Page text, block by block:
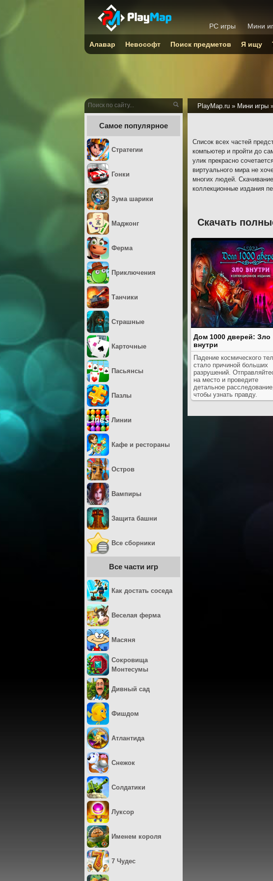
PlayMap.ru » Мини игры
Список всех частей
компьютер и пройти до
улик прекрасно
виртуального мира не
многих людей.
коллекционные издания
Скачать
Дом 1000 дверей: Зло
внутри
Падение космического
стало причиной больших
разрушений.
на место и проведите
детальное
чтобы узнать правду.
Самое популярное
Стратегии
Гонки
Зума шарики
Маджонг
Ферма
Приключения
Танчики
Страшные
Карточные
Пасьянсы
Пазлы
Линии
Кафе и рестораны
Остров
Вампиры
Защита башни
Все сборники
Все части игр
Как достать соседа
Веселая ферма
Масяня
Сокровища
Монтесумы
Дивный сад
Фишдом
Атлантида
Снежок
Солдатики
Луксор
Именем короля
7 Чудес
PC игры Мини
Алавар Невософт Поиск предметов Я ищу